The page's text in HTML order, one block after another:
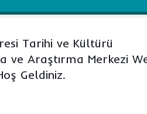
Tarihi ve Kültürü
ve Araştırma Merkezi
Geldiniz.